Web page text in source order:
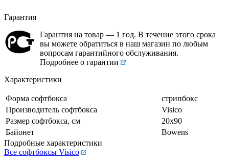
Гарантия
Гарантия на товар — 1 год. В течение этого срока
вы можете обратиться в наш магазин по любым
вопросам гарантийного обслуживания.
Подробнее о гарантии
Характеристики
Форма софтбокса
стрипбокс
Производитель софтбокса
Visico
Размер софтбокса, см
20x90
Байонет
Bowens
Подробные характеристики
Все софтбоксы Visico